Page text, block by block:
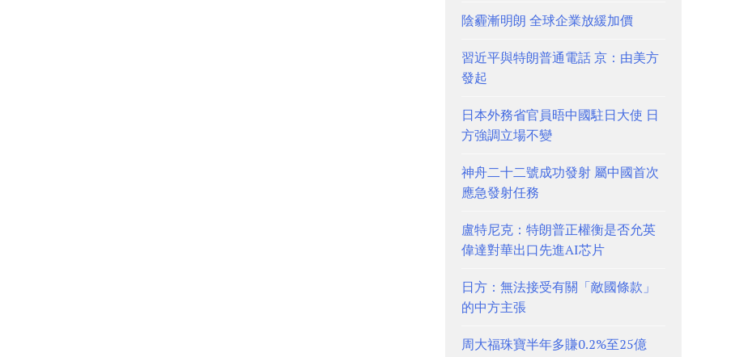
陰霾漸明朗 全球企業放緩加價
習近平與特朗普通電話 京：由美方
發起
日本外務省官員晤中國駐日大使 日
方強調立場不變
神舟二十二號成功發射 屬中國首次
應急發射任務
盧特尼克：特朗普正權衡是否允英
偉達對華出口先進AI芯片
日方：無法接受有關「敵國條款」
的中方主張
周大福珠寶半年多賺0.2%至25億